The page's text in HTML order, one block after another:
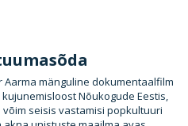
Aarma mänguline dokumentaalfilm
Nõukogude Eestis,
seisis vastamisi popkultuuri